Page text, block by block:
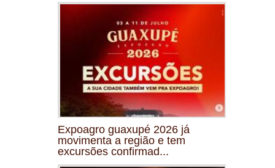
Expoagro guaxupé 2026 já
movimenta a região e tem
excursões confirmad...